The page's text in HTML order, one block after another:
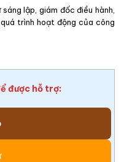
lập, giám đốc điều hành,
trình hoạt động của công
được hỗ trợ: